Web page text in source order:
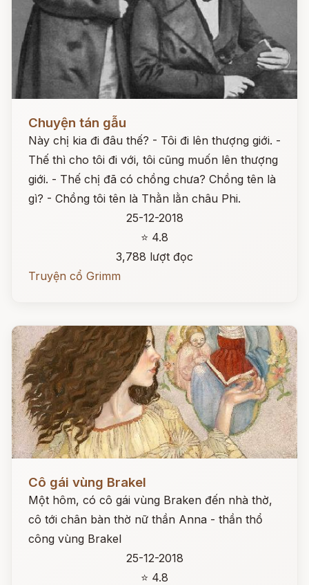
Chuyện tán gẫu
Này chị kia đi đâu thế? - Tôi đi lên thượng giới. -
Thế thì cho tôi đi với, tôi cũng muốn lên thượng
giới. - Thế chị đã có chồng chưa? Chồng tên là
gì? - Chồng tôi tên là Thằn lằn châu Phi.
25-12-2018
⭐ 4.8
3,788 lượt đọc
Truyện cổ Grimm
Cô gái vùng Brakel
Một hôm, có cô gái vùng Braken đến nhà thờ,
cô tới chân bàn thờ nữ thần Anna - thần thổ
công vùng Brakel
25-12-2018
⭐ 4.8